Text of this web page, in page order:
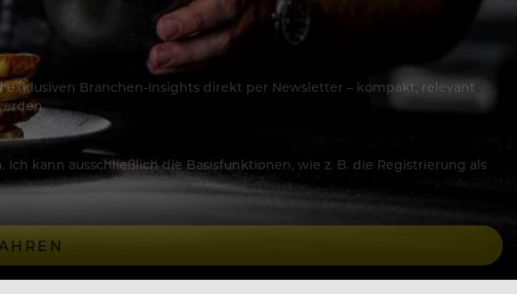
exklusiven Branchen-Insights direkt per Newsletter – kompakt, relevant
kann ausschließlich die Basisfunktionen, wie z. B. die Registrierung als